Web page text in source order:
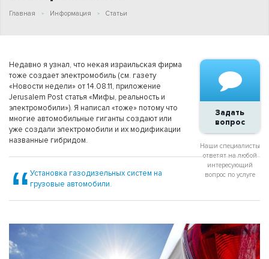
Главная Информация Статьи
Задать
вопрос
Наши специалисты
ответят на любой
интересующий
вопрос по услуге
Недавно я узнал, что некая израильская фирма
тоже создает электромобиль (см. газету
«Новости недели» от 14.08.11, приложение
Jerusalem Post статья «Мифы, реальность и
электромобили»). Я написал «тоже» потому что
многие автомобильные гиганты создают или
уже создали электромобили и их модификации
названные гибридом.
Установка газодизельных систем на
грузовые автомобили.